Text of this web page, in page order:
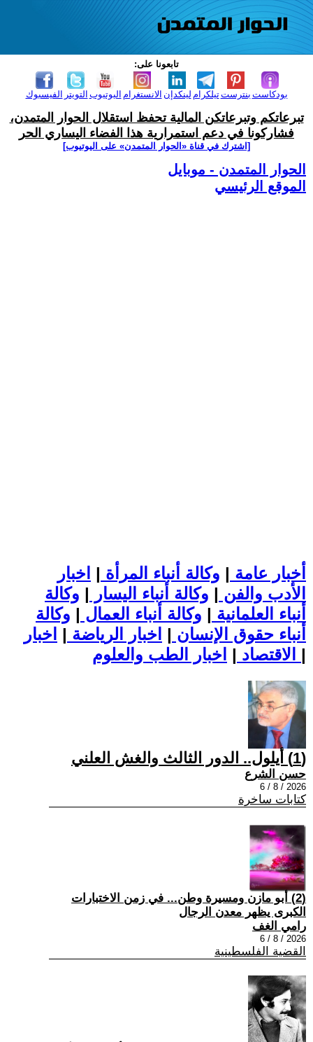
تابعونا على:
الفيسبوك التويتر اليوتيوب الانستغرام لينكدإن تيلكرامبنترست بودكاست
تبرعاتكم وتبرعاتكن المالية تحفظ استقلال الحوار المتمدن،
فشاركونا في دعم استمرارية هذا الفضاء اليساري الحر
[اشترك في قناة ‫«الحوار المتمدن» على اليوتيوب]
الحوار المتمدن - موبايل
الموقع الرئيسي
أخبار عامة | وكالة أنباء المرأة | اخبار
الأدب والفن | وكالة أنباء اليسار | وكالة
أنباء العلمانية | وكالة أنباء العمال | وكالة
أنباء حقوق الإنسان | اخبار الرياضة | اخبار
الاقتصاد | |
(1) أيلول.. الدور الثالث والغش العلني
حسن الشرع
2026 / 8 / 6
كتابات ساخرة
(2) أبو مازن ومسيرة وطن... في زمن الاختبارات
الكبرى يظهر معدن الرجال
رامي الغف
2026 / 8 / 6
القضية الفلسطينية